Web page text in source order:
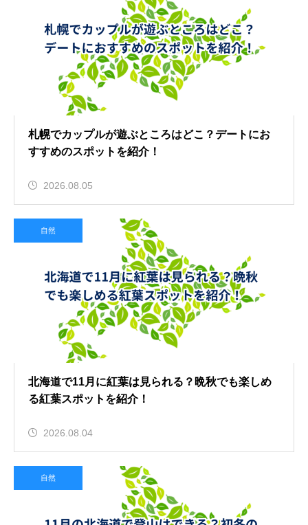
札幌でカップルが遊ぶところはどこ？デートにお
すすめのスポットを紹介！
2026.08.05
自然
北海道で11月に紅葉は見られる？晩秋でも楽しめ
る紅葉スポットを紹介！
2026.08.04
自然